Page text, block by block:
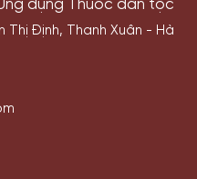
dụng Thuốc dân tộc
Thị Định, Thanh Xuân - Hà